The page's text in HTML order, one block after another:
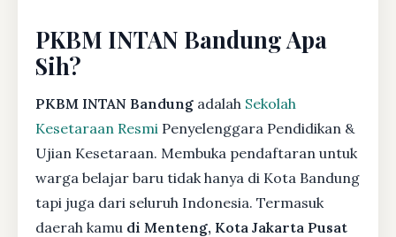
PKBM INTAN Bandung Apa
Sih?
PKBM INTAN Bandung adalah Sekolah
Kesetaraan Resmi Penyelenggara Pendidikan &
Ujian Kesetaraan. Membuka pendaftaran untuk
warga belajar baru tidak hanya di Kota Bandung
tapi juga dari seluruh Indonesia. Termasuk
daerah kamu di Menteng, Kota Jakarta Pusat